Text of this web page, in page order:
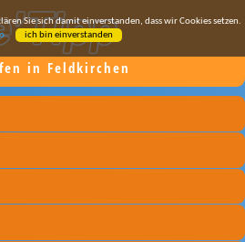
Sie sich damit einverstanden, dass wir Cookies setzen.
ich bin einverstanden
in Feldkirchen